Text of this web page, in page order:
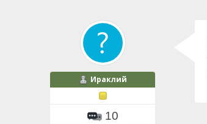
Ираклий
10